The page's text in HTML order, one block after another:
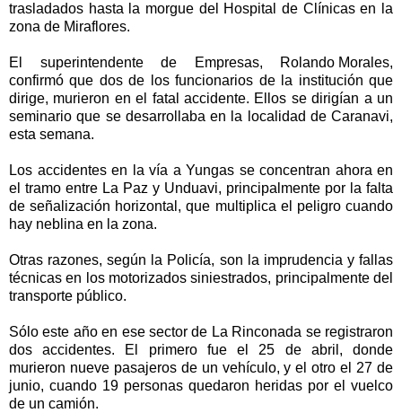
trasladados hasta la morgue del Hospital de Clínicas en la
zona de Miraflores.
El superintendente de Empresas, Rolando Morales,
confirmó que dos de los funcionarios de la institución que
dirige, murieron en el fatal accidente. Ellos se dirigían a un
seminario que se desarrollaba en la localidad de Caranavi,
esta semana.
Los accidentes en la vía a Yungas se concentran ahora en
el tramo entre La Paz y Unduavi, principalmente por la falta
de señalización horizontal, que multiplica el peligro cuando
hay neblina en la zona.
Otras razones, según la Policía, son la imprudencia y fallas
técnicas en los motorizados siniestrados, principalmente del
transporte público.
Sólo este año en ese sector de La Rinconada se registraron
dos accidentes. El primero fue el 25 de abril, donde
murieron nueve pasajeros de un vehículo, y el otro el 27 de
junio, cuando 19 personas quedaron heridas por el vuelco
de un camión.